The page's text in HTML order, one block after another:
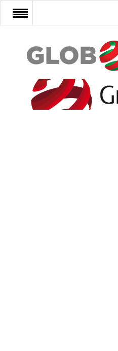
FŐOLDAL
AFRIKA